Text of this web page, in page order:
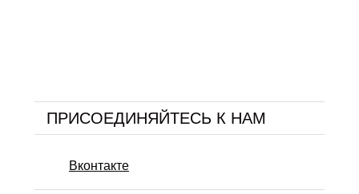
ПРИСОЕДИНЯЙТЕСЬ К НАМ
Вконтакте